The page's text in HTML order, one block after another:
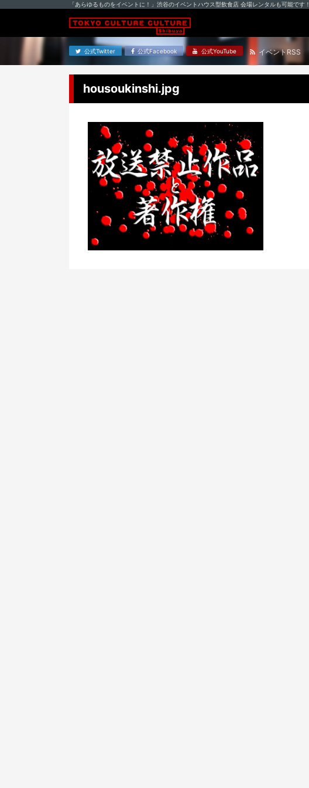
「あらゆるものをイベントに！」渋谷のイベントハウス型飲食店 会場レンタルも可能です！
公式Twitter 公式Facebook 公式YouTube イベントRSS
housoukinshi.jpg